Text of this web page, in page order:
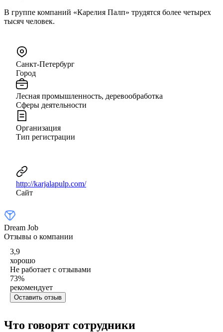
В группе компаний «Карелия Палп» трудятся более четырех
тысяч человек.
Санкт-Петербург
Город
Лесная промышленность, деревообработка
Сферы деятельности
Организация
Тип регистрации
http://karjalapulp.com/
Сайт
Dream Job
Отзывы о компании
3,9
хорошо
Не работает с отзывами
73%
рекомендует
Оставить отзыв
Что говорят сотрудники